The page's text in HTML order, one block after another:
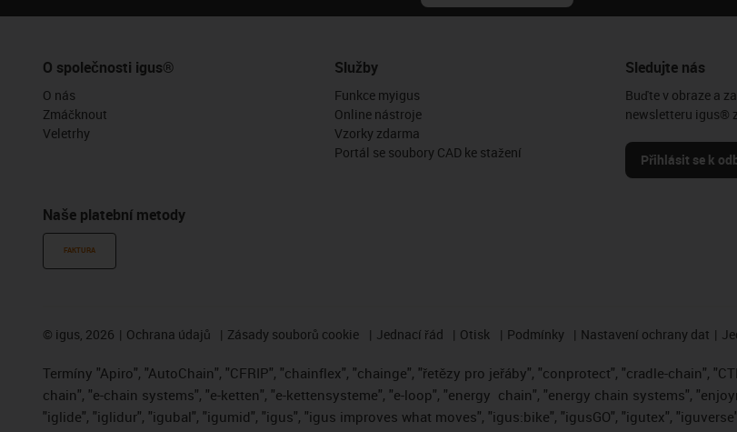
O společnosti igus®
O nás
Zmáčknout
Veletrhy
Naše platební metody
FAKTURA
Služby
Funkce myigus
Online nástroje
Vzorky zdarma
Portál se soubory CAD ke stažení
Sledujte nás
Buďte v obraze a
newsletteru igus®
Přihlásit se k
© igus, 2026 Ochrana údajů Zásady souborů cookie Jednací řád Otisk Podmínky Nastavení ochrany dat
Termíny "Apiro", "AutoChain", "CFRIP", "chainflex", "chainge", "řetězy pro jeřáby", "conprotect", "cradle-chain",
chain", "e-chain systems", "e-ketten", "e-kettensysteme", "e-loop", "energy chain", "energy chain systems",
"iglide", "iglidur", "igubal", "igumid", "igus", "igus improves what moves", "igus:bike", "igusGO", "igutex",